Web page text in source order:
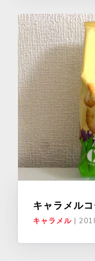
キャラメル
キャラメル |